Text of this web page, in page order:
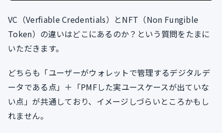
VC（Verfiable Credentials）とNFT（Non Fungible
Token）の違いはどこにあるのか？という質問をたまに
いただきます。
どちらも「ユーザーがウォレットで管理するデジタルデ
ータである点」＋「PMFした実ユースケースが出ていな
い点」が共通しており、イメージしづらいところかもし
れません。